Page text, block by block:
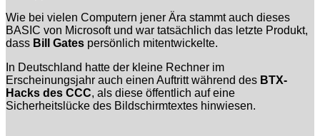
Wie bei vielen Computern jener Ära stammt auch dieses
BASIC von Microsoft und war tatsächlich das letzte Produkt,
dass Bill Gates persönlich mitentwickelte.
In Deutschland hatte der kleine Rechner im
Erscheinungsjahr auch einen Auftritt während des BTX-
Hacks des CCC, als diese öffentlich auf eine
Sicherheitslücke des Bildschirmtextes hinwiesen.